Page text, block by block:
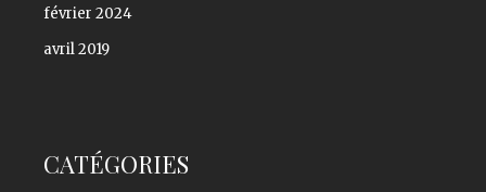
février 2024
avril 2019
CATÉGORIES